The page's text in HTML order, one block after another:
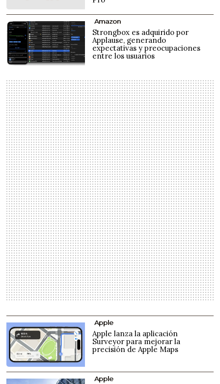
Amazon
Strongbox es adquirido por
Applause, generando
expectativas y preocupaciones
entre los usuarios
Apple
Apple lanza la aplicación
Surveyor para mejorar la
precisión de Apple Maps
Apple